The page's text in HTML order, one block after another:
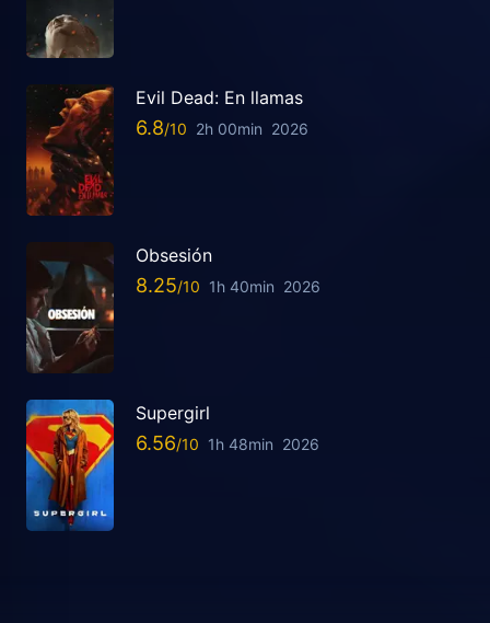
Evil Dead: En llamas
6.8 2h 00min 2026
Obsesión
8.25 1h 40min 2026
Supergirl
6.56 1h 48min 2026